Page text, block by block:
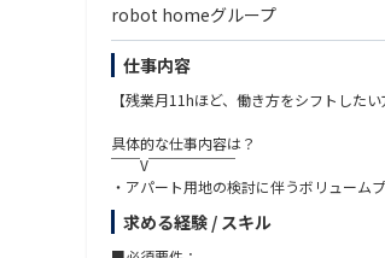
robot homeグループ
仕事内容
【残業月11hほど、働き方をシフトしたい
具体的な仕事内容は？
￣￣V￣￣￣￣￣￣
・アパート用地の検討に伴うボリューム
・事業化決定案件のゾーニング、基本設計
・商品開発エリアの条例調査 など
求める経験 / スキル